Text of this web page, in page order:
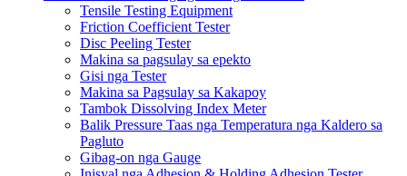
Tensile Testing Equipment
Friction Coefficient Tester
Disc Peeling Tester
Makina sa pagsulay sa epekto
Gisi nga Tester
Makina sa Pagsulay sa Kakapoy
Tambok Dissolving Index Meter
Balik Pressure Taas nga Temperatura nga Kaldero sa
Pagluto
Gibag-on nga Gauge